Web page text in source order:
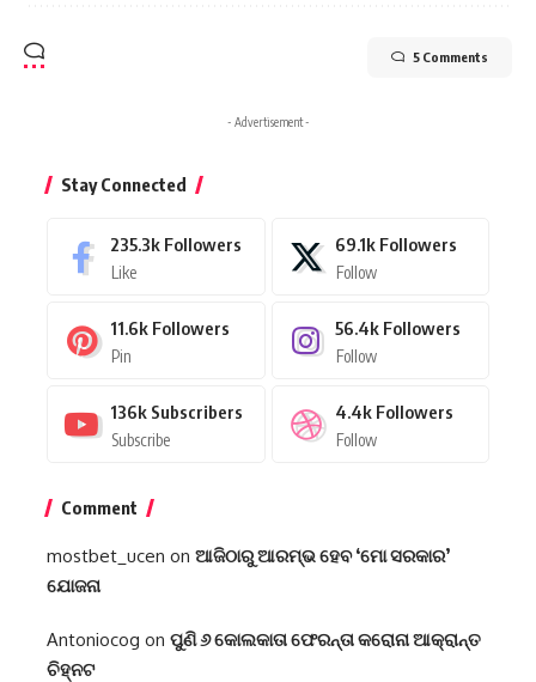
5 Comments
- Advertisement -
Stay Connected
235.3k Followers
Like
69.1k Followers
Follow
11.6k Followers
Pin
56.4k Followers
Follow
136k Subscribers
Subscribe
4.4k Followers
Follow
Comment
mostbet_ucen on ଆଜିଠାରୁ ଆରମ୍ଭ ହେବ ‘ମୋ ସରକାର’
ଯୋଜନା
Antoniocog on ପୁଣି ୬ କୋଲକାତା ଫେରନ୍ତା କରୋନା ଆକ୍ରାନ୍ତ
ଚିହ୍ନଟ